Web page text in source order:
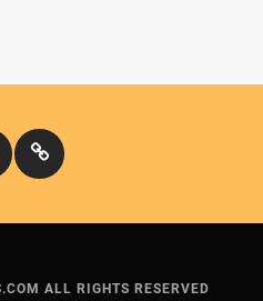
Кіномандри
ALL RIGHTS RESERVED